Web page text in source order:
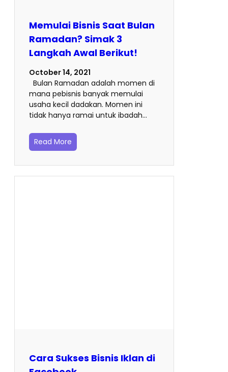
Memulai Bisnis Saat Bulan
Ramadan? Simak 3
Langkah Awal Berikut!
October 14, 2021
Bulan Ramadan adalah momen di
mana pebisnis banyak memulai
usaha kecil dadakan. Momen ini
tidak hanya ramai untuk ibadah…
Read More
Cara Sukses Bisnis Iklan di